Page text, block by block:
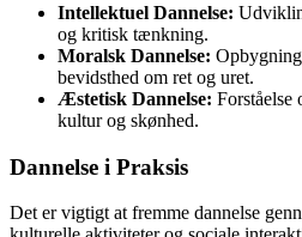
Intellektuel Dannelse:
og kritisk tænkning.
Moralsk Dannelse:
bevidsthed om ret og uret.
Æstetisk Dannelse: Forståelse
kultur og skønhed.
Dannelse i Praksis
Det er vigtigt at fremme dannelse